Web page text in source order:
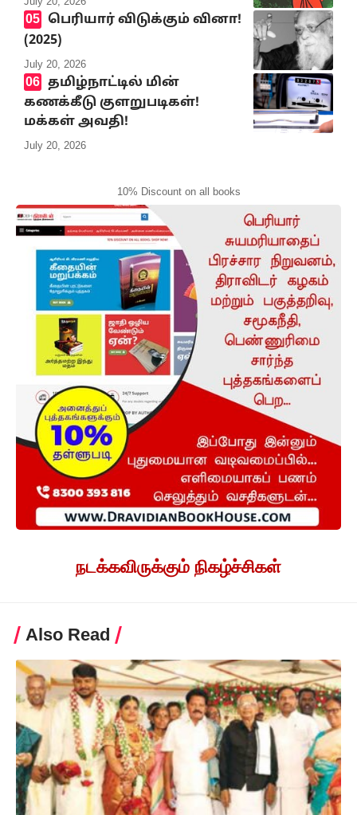
பெரியார் விடுக்கும் வினா!
(2025)
July 20, 2026
தமிழ்நாட்டில் மின்
கணக்கீடு குளறுபடிகள்!
மக்கள் அவதி!
July 20, 2026
10% Discount on all books
நடக்கவிருக்கும் நிகழ்ச்சிகள்
Also Read